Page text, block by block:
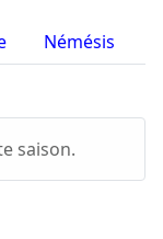
Némésis
saison.